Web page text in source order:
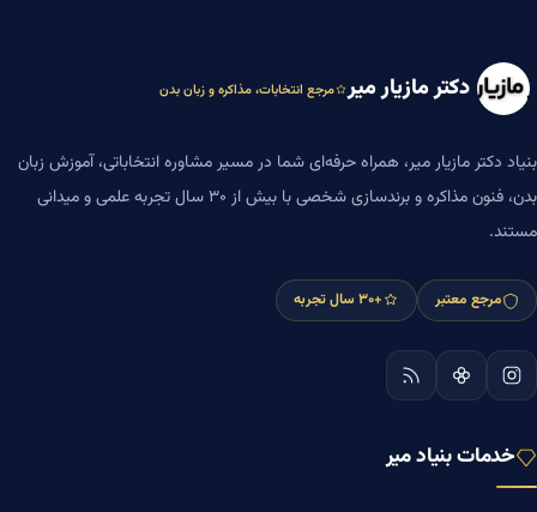
دکتر مازیار میر مرجع انتخابات، مذاکره و زبان بدن
بنیاد دکتر مازیار میر، همراه حرفه‌ای شما در مسیر مشاوره انتخاباتی، آموزش زبان
بدن، فنون مذاکره و برندسازی شخصی با بیش از ۳۰ سال تجربه علمی و میدانی
مستند.
مرجع معتبر +۳۰ سال تجربه
خدمات بنیاد میر